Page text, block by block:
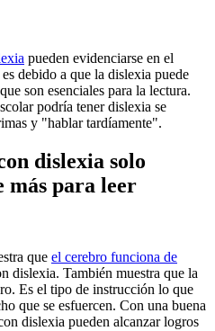
pueden evidenciarse en el
debido a que la dislexia puede
son esenciales para la lectura.
podría tener dislexia se
y "hablar tardíamente".
dislexia solo
más para leer
que el cerebro funciona de
dislexia. También muestra que la
Es el tipo de instrucción lo que
que se esfuercen. Con una buena
dislexia pueden alcanzar logros